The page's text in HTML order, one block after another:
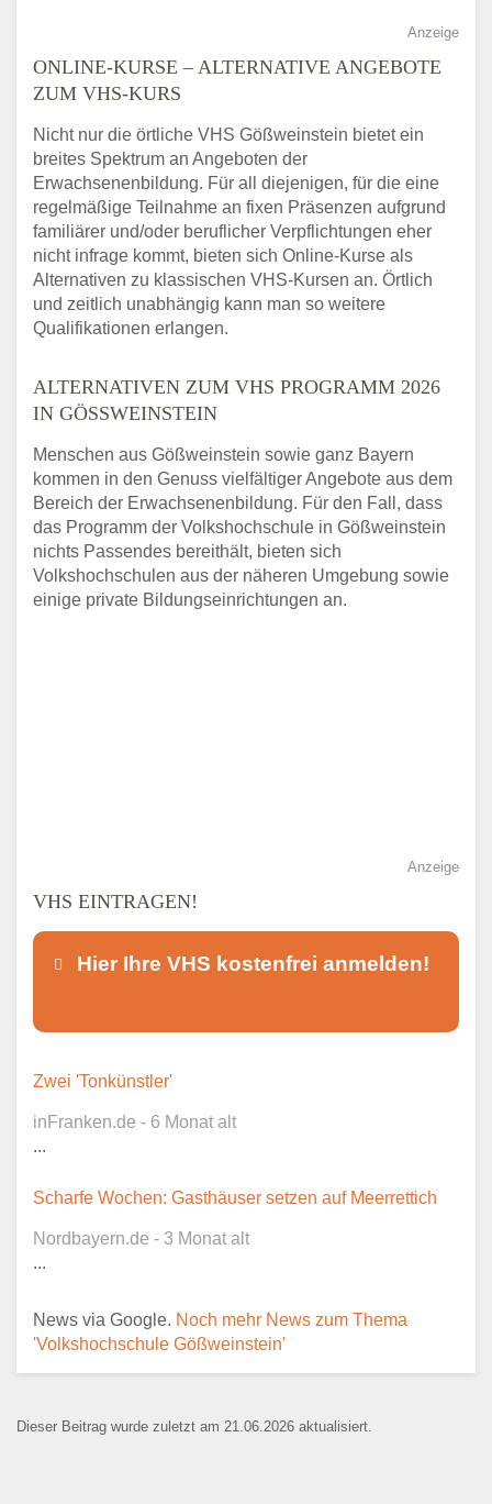
Anzeige
ONLINE-KURSE – ALTERNATIVE ANGEBOTE
ZUM VHS-KURS
Nicht nur die örtliche VHS Gößweinstein bietet ein
breites Spektrum an Angeboten der
Erwachsenenbildung. Für all diejenigen, für die eine
regelmäßige Teilnahme an fixen Präsenzen aufgrund
familiärer und/oder beruflicher Verpflichtungen eher
nicht infrage kommt, bieten sich Online-Kurse als
Alternativen zu klassischen VHS-Kursen an. Örtlich
und zeitlich unabhängig kann man so weitere
Qualifikationen erlangen.
ALTERNATIVEN ZUM VHS PROGRAMM 2026
IN GÖSSWEINSTEIN
Menschen aus Gößweinstein sowie ganz Bayern
kommen in den Genuss vielfältiger Angebote aus dem
Bereich der Erwachsenenbildung. Für den Fall, dass
das Programm der Volkshochschule in Gößweinstein
nichts Passendes bereithält, bieten sich
Volkshochschulen aus der näheren Umgebung sowie
einige private Bildungseinrichtungen an.
Anzeige
VHS EINTRAGEN!
Hier Ihre VHS kostenfrei anmelden!
Dieser Teil dient lediglich zur
öffentlich sichtbar.
Ansprechpartner
E-Mail*
Zwei 'Tonkünstler'
inFranken.de - 6 Monat alt
...
Scharfe Wochen: Gasthäuser setzen auf Meerrettich
Nordbayern.de - 3 Monat alt
...
News via Google. Noch mehr News zum Thema
'Volkshochschule Gößweinstein'
Dieser Beitrag wurde zuletzt am 21.06.2026 aktualisiert.